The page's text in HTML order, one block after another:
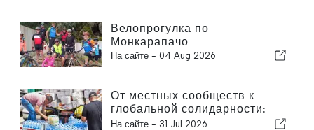
Велопрогулка по
Монкарапачо
На сайте - 04 Aug 2026
От местных сообществ к
глобальной солидарности:
коллективные меры
На сайте - 31 Jul 2026